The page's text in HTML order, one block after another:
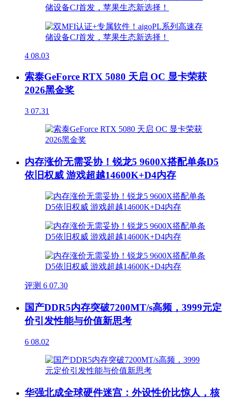
4 08.03
索泰GeForce RTX 5080 天启 OC 显卡荣获
2026黑金奖
3 07.31
内存涨价无需妥协！锐龙5 9600X搭配单条D5
依旧权威 游戏超越14600K+D4内存
评测 6 07.30
国产DDR5内存突破7200MT/s高频，3999元定
价引发性能与价值新思考
6 08.02
华强北成全球硬件迷宫：外设性价比惊人，核